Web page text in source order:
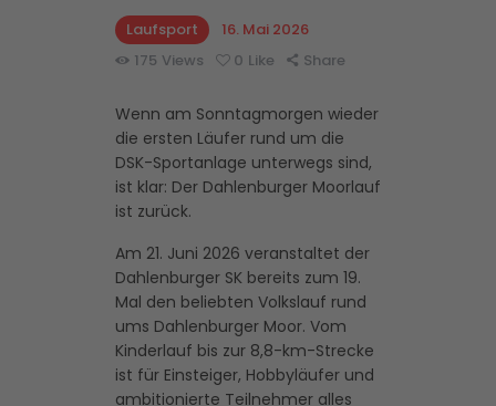
Laufsport
16. Mai 2026
175 Views 0 Like Share
Wenn am Sonntagmorgen wieder
die ersten Läufer rund um die
DSK-Sportanlage unterwegs sind,
ist klar: Der Dahlenburger Moorlauf
ist zurück.
Am 21. Juni 2026 veranstaltet der
Dahlenburger SK bereits zum 19.
Mal den beliebten Volkslauf rund
ums Dahlenburger Moor. Vom
Kinderlauf bis zur 8,8-km-Strecke
ist für Einsteiger, Hobbyläufer und
ambitionierte Teilnehmer alles